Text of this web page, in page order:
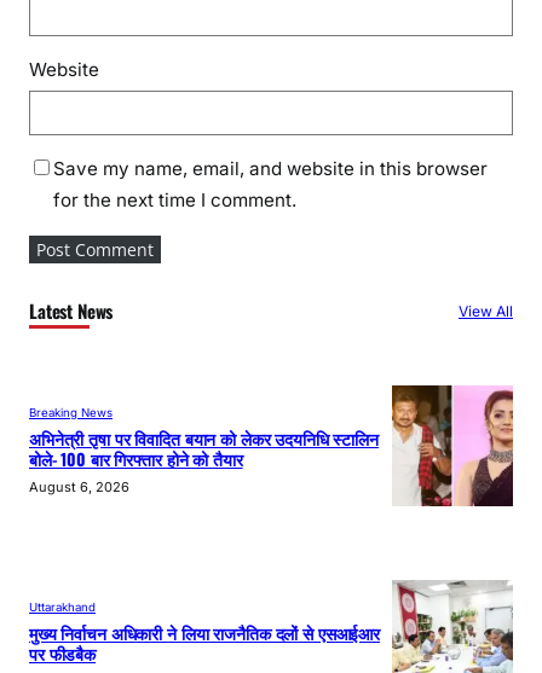
Website
Save my name, email, and website in this browser
for the next time I comment.
Latest News View All
Breaking News
अभिनेत्री तृषा पर विवादित बयान को लेकर उदयनिधि स्टालिन
बोले- 100 बार गिरफ्तार होने को तैयार
August 6, 2026
Uttarakhand
मुख्य निर्वाचन अधिकारी ने लिया राजनैतिक दलों से एसआईआर
पर फीडबैक